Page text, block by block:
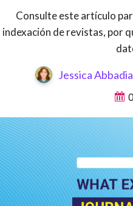
Consulte este artículo
indexación de revistas, por
Jessica Abbadia